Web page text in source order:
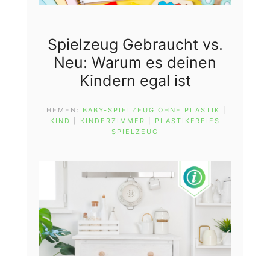
Spielzeug Gebraucht vs.
Neu: Warum es deinen
Kindern egal ist
THEMEN: BABY-SPIELZEUG OHNE PLASTIK
KIND
KINDERZIMMER
PLASTIKFREIES
SPIELZEUG